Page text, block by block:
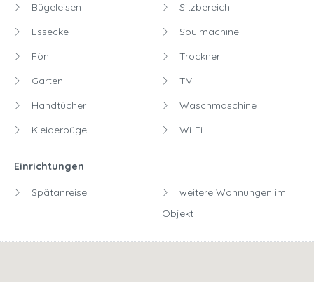
Bügeleisen
Essecke
Fön
Garten
Handtücher
Kleiderbügel
Sitzbereich
Spülmachine
Trockner
TV
Waschmaschine
Wi-Fi
Einrichtungen
Spätanreise
weitere Wohnungen im
Objekt